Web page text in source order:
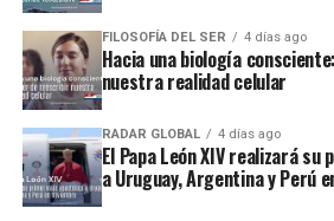
FILOSOFÍA DEL SER 4 días ago
Hacia una biología
nuestra realidad celular
RADAR GLOBAL 4 días ago
El Papa León XIV realizará
a Uruguay, Argentina y Perú